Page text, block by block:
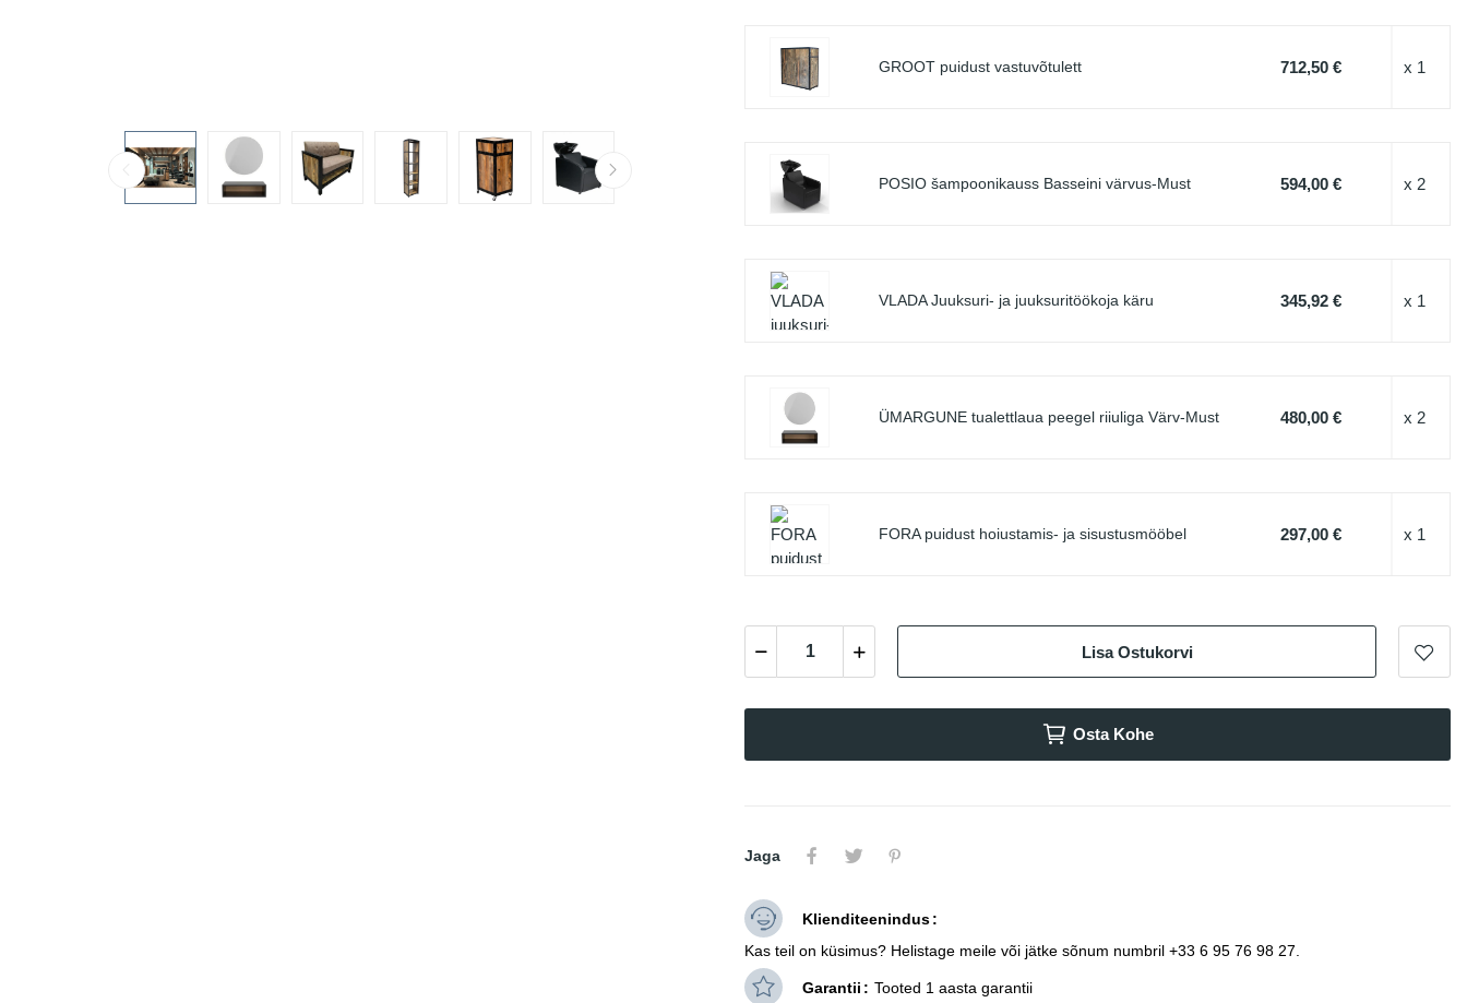
GROOT puidust vastuvõtulett 712,50 € x 1
POSIO šampoonikauss Basseini värvus-Must 594,00 € x 2
VLADA Juuksuri- ja juuksuritöökoja käru 345,92 € x 1
ÜMARGUNE tualettlaua peegel riiuliga Värv-Must 480,00 € x 2
FORA puidust hoiustamis- ja sisustusmööbel 297,00 € x 1
Lisa Ostukorvi
Osta Kohe
Jaga
Klienditeenindus
Kas teil on küsimus? Helistage meile või jätke sõnum numbril +33 6 95 76 98 27.
Garantii Tooted 1 aasta garantii